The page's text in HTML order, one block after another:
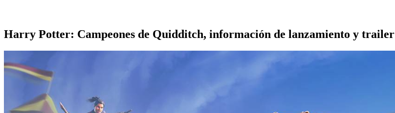
Harry Potter: Campeones de Quidditch, información de lanzamiento y trailer